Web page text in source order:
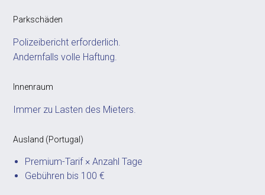
Parkschäden
Polizeibericht erforderlich.
Andernfalls volle Haftung.
Innenraum
Immer zu Lasten des Mieters.
Ausland (Portugal)
Premium-Tarif × Anzahl Tage
Gebühren bis 100 €